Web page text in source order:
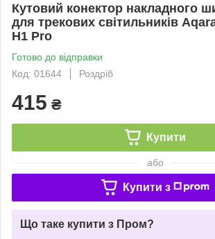
Кутовий конектор накладного
для трекових світильників
H1 Pro
Готово до відправки
Код: 01644
Роздріб
415 ₴
Купити
або
Купити з
Що таке купити з Пром?